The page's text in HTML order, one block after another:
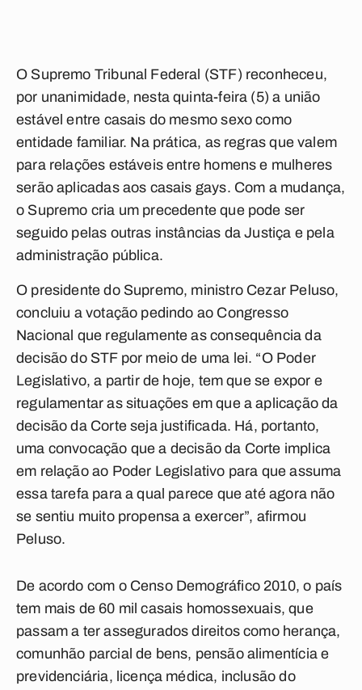
O Supremo Tribunal Federal (STF) reconheceu,
por unanimidade, nesta quinta-feira (5) a união
estável entre casais do mesmo sexo como
entidade familiar. Na prática, as regras que valem
para relações estáveis entre homens e mulheres
serão aplicadas aos casais gays. Com a mudança,
o Supremo cria um precedente que pode ser
seguido pelas outras instâncias da Justiça e pela
administração pública.
O presidente do Supremo, ministro Cezar Peluso,
concluiu a votação pedindo ao Congresso
Nacional que regulamente as consequência da
decisão do STF por meio de uma lei. “O Poder
Legislativo, a partir de hoje, tem que se expor e
regulamentar as situações em que a aplicação da
decisão da Corte seja justificada. Há, portanto,
uma convocação que a decisão da Corte implica
em relação ao Poder Legislativo para que assuma
essa tarefa para a qual parece que até agora não
se sentiu muito propensa a exercer”, afirmou
Peluso.
De acordo com o Censo Demográfico 2010, o país
tem mais de 60 mil casais homossexuais, que
passam a ter assegurados direitos como herança,
comunhão parcial de bens, pensão alimentícia e
previdenciária, licença médica, inclusão do